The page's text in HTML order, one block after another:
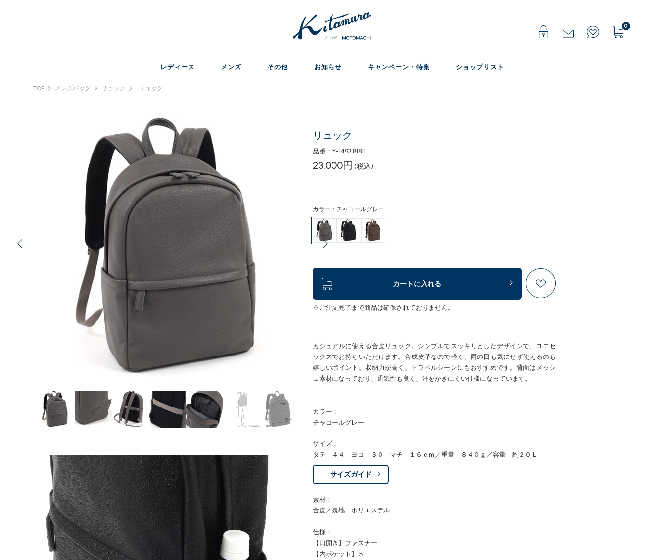
0
レディース メンズ その他 お知らせ キャンペーン・特集 ショップリスト
TOP メンズバッグ リュック リュック
リュック
品番：Y-1493 81811
23,000円 (税込)
カラー：チャコールグレー
カートに入れる
※ご注文完了まで商品は確保されておりません。
カジュアルに使える合皮リュック。シンプルでスッキリとしたデザインで、ユニセ
ックスでお持ちいただけます。合成皮革なので軽く、雨の日も気にせず使えるのも
嬉しいポイント。収納力が高く、トラベルシーンにもおすすめです。背面はメッシ
ュ素材になっており、通気性も良く、汗をかきにくい仕様になっています。
カラー：
チャコールグレー
サイズ：
タテ ４４ ヨコ ３０ マチ １６ｃｍ／重量 ８４０ｇ／容量 約２０Ｌ
サイズガイド
素材：
合皮／裏地 ポリエステル
仕様：
【口開き】ファスナー
【内ポケット】５